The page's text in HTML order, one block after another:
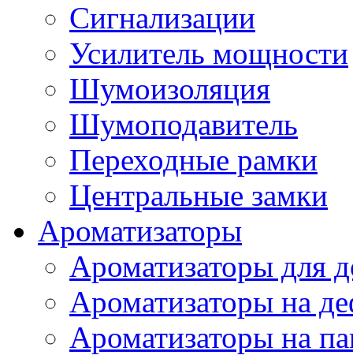
Сигнализации
Усилитель мощности
Шумоизоляция
Шумоподавитель
Переходные рамки
Центральные замки
Ароматизаторы
Ароматизаторы для
Ароматизаторы на
Ароматизаторы на